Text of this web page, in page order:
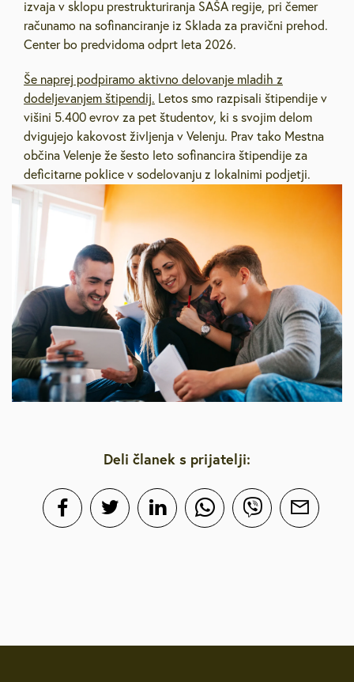
izvaja v sklopu prestrukturiranja SAŠA regije, pri čemer
računamo na sofinanciranje iz Sklada za pravični prehod.
Center bo predvidoma odprt leta 2026.
Še naprej podpiramo aktivno delovanje mladih z
dodeljevanjem štipendij. Letos smo razpisali štipendije v
višini 5.400 evrov za pet študentov, ki s svojim delom
dvigujejo kakovost življenja v Velenju. Prav tako Mestna
občina Velenje že šesto leto sofinancira štipendije za
deficitarne poklice v sodelovanju z lokalnimi podjetji.
Deli članek s prijatelji: